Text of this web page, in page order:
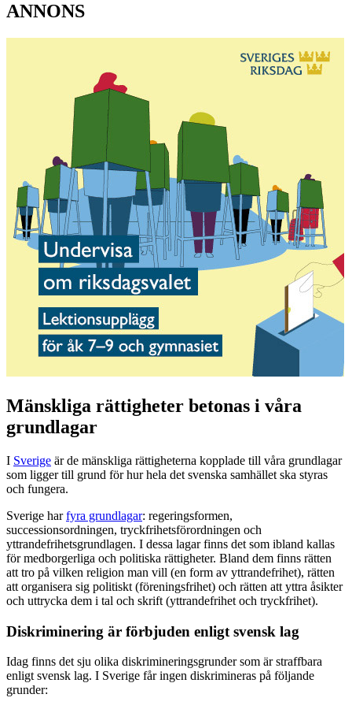
ANNONS
Mänskliga rättigheter betonas i våra
grundlagar
I Sverige är de mänskliga rättigheterna kopplade till våra grundlagar
som ligger till grund för hur hela det svenska samhället ska styras
och fungera.
Sverige harfyra grundlagar: regeringsformen,
successionsordningen, tryckfrihetsförordningen och
yttrandefrihetsgrundlagen. I dessa lagar finns det som ibland kallas
för medborgerliga och politiska rättigheter. Bland dem finns rätten
att tro på vilken religion man vill (en form av yttrandefrihet), rätten
att organisera sig politiskt (föreningsfrihet) och rätten att yttra åsikter
och uttrycka dem i tal och skrift (yttrandefrihet och tryckfrihet).
Diskriminering är förbjuden enligt svensk lag
Idag finns det sju olika diskrimineringsgrunder som är straffbara
enligt svensk lag. I Sverige får ingen diskrimineras på följande
grunder: